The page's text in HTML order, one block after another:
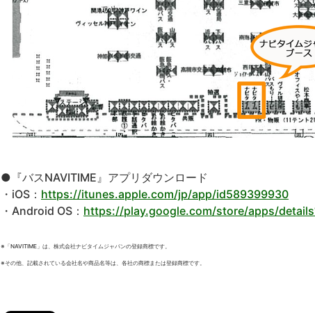
●『バスNAVITIME』アプリダウンロード
・iOS： https://itunes.apple.com/jp/app/id589399930
・Android OS： https://play.google.com/store/apps/
※「NAVITIME」は、株式会社ナビタイムジャパンの登録商標です。
※その他、記載されている会社名や商品名等は、各社の商標または登録商標です。